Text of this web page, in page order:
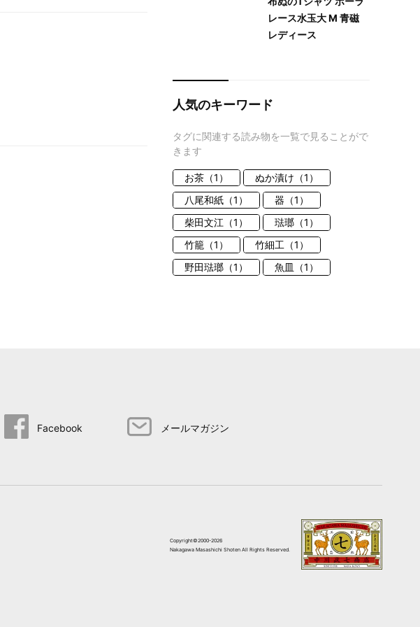
レース水玉大 M 青磁
レディース
人気のキーワード
タグに関連する読み物を一覧で見ることがで
きます
お茶（1）
ぬか漬け（1）
八尾和紙（1）
器（1）
柴田文江（1）
琺瑯（1）
竹籠（1）
竹細工（1）
野田琺瑯（1）
魚皿（1）
Facebook メールマガジン
Copyright©2000-2026
Nakagawa Masashichi Shoten All Rights Reserved.